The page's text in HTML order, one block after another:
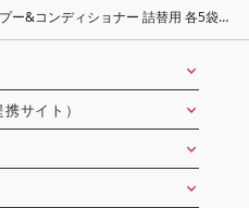
ー&コンディショナー 詰替用 各5袋セ
サイト）